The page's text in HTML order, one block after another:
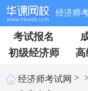
经济师
考试报名
初级经济师
高
经济师考试网 >